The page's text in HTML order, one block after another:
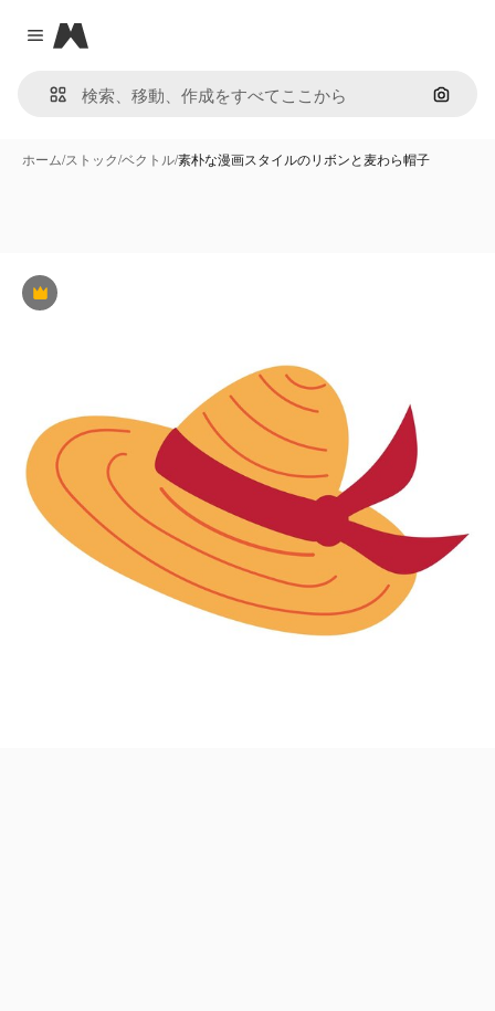
Close menu
Magnific
画像で
ホーム/ストック/ベクトル/素朴な漫画スタイルのリボンと麦わら帽子
Premium